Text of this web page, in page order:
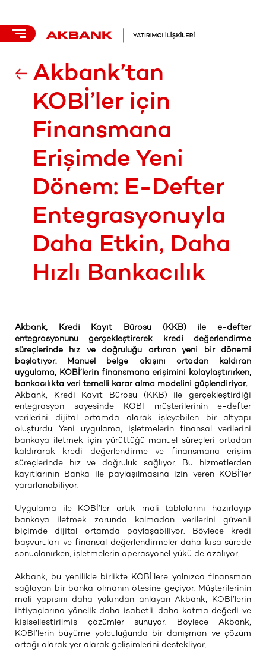
Akbank’tan
KOBİ’ler için
Finansmana
Erişimde Yeni
Dönem: E-Defter
Entegrasyonuyla
Daha Etkin, Daha
Hızlı Bankacılık
Akbank, Kredi Kayıt Bürosu (KKB) ile e-defter
entegrasyonunu gerçekleştirerek kredi değerlendirme
süreçlerinde hız ve doğruluğu artıran yeni bir dönemi
başlatıyor. Manuel belge akışını ortadan kaldıran
uygulama, KOBİ’lerin finansmana erişimini kolaylaştırırken,
bankacılıkta veri temelli karar alma modelini güçlendiriyor.
Akbank, Kredi Kayıt Bürosu (KKB) ile gerçekleştirdiği
entegrasyon sayesinde KOBİ müşterilerinin e-defter
verilerini dijital ortamda alarak işleyebilen bir altyapı
oluşturdu. Yeni uygulama, işletmelerin finansal verilerini
bankaya iletmek için yürüttüğü manuel süreçleri ortadan
kaldırarak kredi değerlendirme ve finansmana erişim
süreçlerinde hız ve doğruluk sağlıyor. Bu hizmetlerden
kayıtlarının Banka ile paylaşılmasına izin veren KOBİ’ler
yararlanabiliyor.
Uygulama ile KOBİ’ler artık mali tablolarını hazırlayıp
bankaya iletmek zorunda kalmadan verilerini güvenli
biçimde dijital ortamda paylaşabiliyor. Böylece kredi
başvuruları ve finansal değerlendirmeler daha kısa sürede
sonuçlanırken, işletmelerin operasyonel yükü de azalıyor.
Akbank, bu yenilikle birlikte KOBİ’lere yalnızca finansman
sağlayan bir banka olmanın ötesine geçiyor. Müşterilerinin
mali yapısını daha yakından anlayan Akbank, KOBİ’lerin
ihtiyaçlarına yönelik daha isabetli, daha katma değerli ve
kişiselleştirilmiş çözümler sunuyor. Böylece Akbank,
KOBİ’lerin büyüme yolculuğunda bir danışman ve çözüm
ortağı olarak yer alarak gelişimlerini destekliyor.